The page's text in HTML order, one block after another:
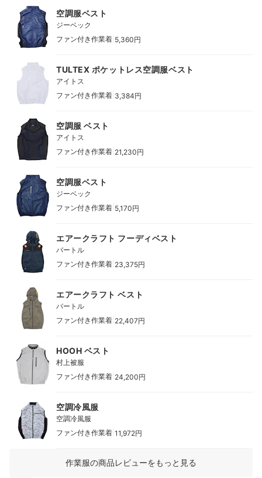
空調服ベスト
ジーベック
ファン付き作業着 5,360円
TULTEX ポケットレス空調服ベスト
アイトス
ファン付き作業着 3,384円
空調服 ベスト
アイトス
ファン付き作業着 21,230円
空調服ベスト
ジーベック
ファン付き作業着 5,170円
エアークラフト フーディベスト
バートル
ファン付き作業着 23,375円
エアークラフト ベスト
バートル
ファン付き作業着 22,407円
HOOH ベスト
村上被服
ファン付き作業着 24,200円
空調冷風服
空調冷風服
ファン付き作業着 11,972円
作業服の商品レビューをもっと見る